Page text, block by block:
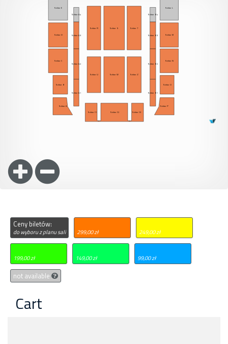
Ceny biletów:
do wyboru z planu sali 299,00 zł 249,00 zł
199,00 zł 149,00 zł 99,00 zł
not available
Cart